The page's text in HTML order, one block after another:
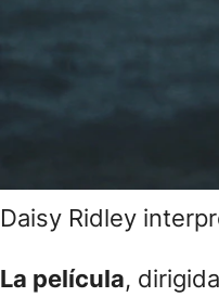
Daisy Ridley
La película,